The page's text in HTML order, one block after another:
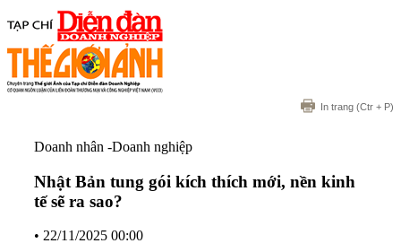
In trang (Ctr + P)
Doanh nhân -Doanh nghiệp
Nhật Bản tung gói kích thích mới, nền kinh
tế sẽ ra sao?
• 22/11/2025 00:00